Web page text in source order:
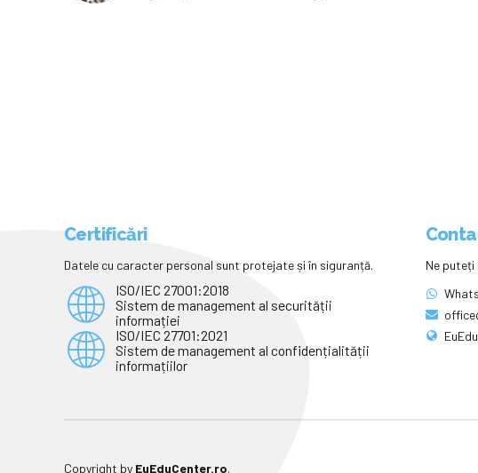
Certificări
Datele cu caracter personal sunt protejate și în siguranță.
ISO/IEC 27001:2018
Sistem de management al securității
informației
ISO/IEC 27701:2021
Sistem de management al confidențialității
informațiilor
Ne
Copyright by EuEduCenter.ro.